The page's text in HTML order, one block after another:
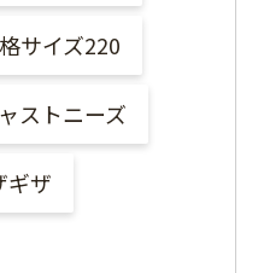
サイズ220
ストニーズ
ギザ